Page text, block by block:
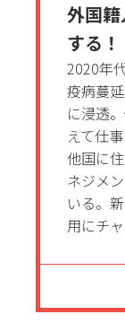
外国籍
する！
2020年
疫病蔓
に浸透
えて仕
他国に
ネジメ
いる。
用にチ